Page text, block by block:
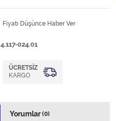
Fiyatı Düşünce Haber Ver
4.117-024.01
ÜCRETSIZ
KARGO
Yorumlar(0)